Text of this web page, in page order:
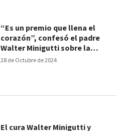
28 de Octubre de 2024
“Es un premio que llena el
corazón”, confesó el padre
Walter Minigutti sobre la
nominación internacional
El cura Walter Minigutti y